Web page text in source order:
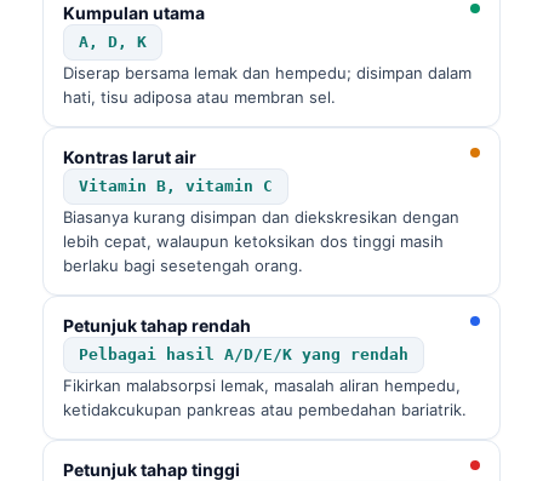
Kumpulan utama
A, D, K
Diserap bersama lemak dan hempedu; disimpan dalam
hati, tisu adiposa atau membran sel.
Kontras larut air
Vitamin B, vitamin C
Biasanya kurang disimpan dan diekskresikan dengan
lebih cepat, walaupun ketoksikan dos tinggi masih
berlaku bagi sesetengah orang.
Petunjuk tahap rendah
Pelbagai hasil A/D/E/K yang rendah
Fikirkan malabsorpsi lemak, masalah aliran hempedu,
ketidakcukupan pankreas atau pembedahan bariatrik.
Petunjuk tahap tinggi